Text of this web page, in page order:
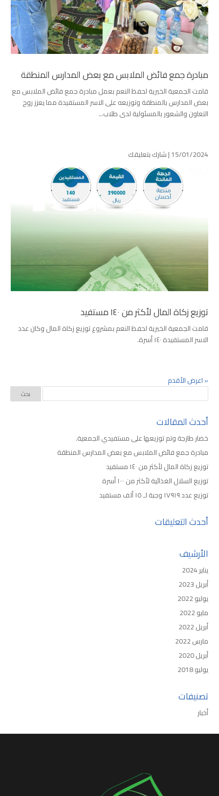
مبادرة جمع فائض الملابس مع بعض المدارس المنطقة
قامت الجمعية الخيرية لحفظ النعم بعمل مبادرة جمع فائض الملابس مع
بعض المدارس بالمنطقة وتوزيعه على الاسر المستفيدة مما يعزز روح
التعاون والشعور بالمسئولية لدى طلاب...
15/01/2024 | شارك بتعليقك
توزيع زكاة المال لأكثر من ١٤٠ مستفيد
قامت الجمعية الخيرية لحفظ النعم بمشروع توزيع زكاة المال وكان عدد
الاسر المستفيدة ١٤٠ أسرة.
« اعرض الأقدم
أحدث المقالات
خضار طازجة وتم توزيعها على مستفيدي الجمعية.
مبادرة جمع فائض الملابس مع بعض المدارس المنطقة
توزيع زكاة المال لأكثر من ١٤٠ مستفيد
توزيع السلال الغذائية لأكثر من ١٠٠٠ أسرة
توزيع عدد ١٧٩١٩ وجبة لـ ١٥ ألف مستفيد
أحدث التعليقات
الأرشيف
يناير 2024
أبريل 2023
يوليو 2022
مايو 2022
أبريل 2022
مارس 2022
أبريل 2020
يوليو 2018
تصنيفات
أخبار